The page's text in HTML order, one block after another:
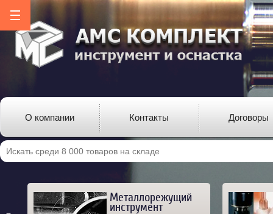
О компании Контакты Договоры
Металлорежущий
инструмент